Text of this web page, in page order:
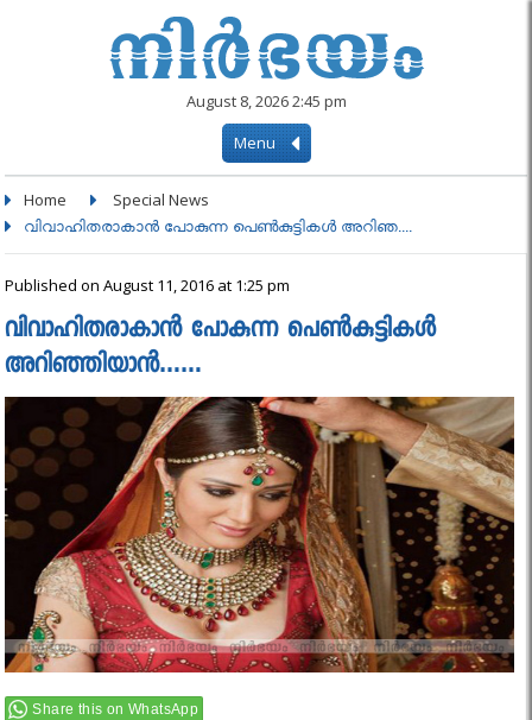
August 8, 2026 2:45 pm
Menu
Home Special News
വിവാഹിതരാകാന്‍ പോകുന്ന പെൺകുട്ടികൾ അറിഞ....
Published on August 11, 2016 at 1:25 pm
വിവാഹിതരാകാന്‍ പോകുന്ന പെൺകുട്ടികൾ
അറിഞ്ഞിയാൻ……
Share this on WhatsApp